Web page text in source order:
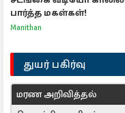
பார்த்த மகள்கள்!
Manithan
துயர் பகிர்வு
மரண அறிவித்தல்